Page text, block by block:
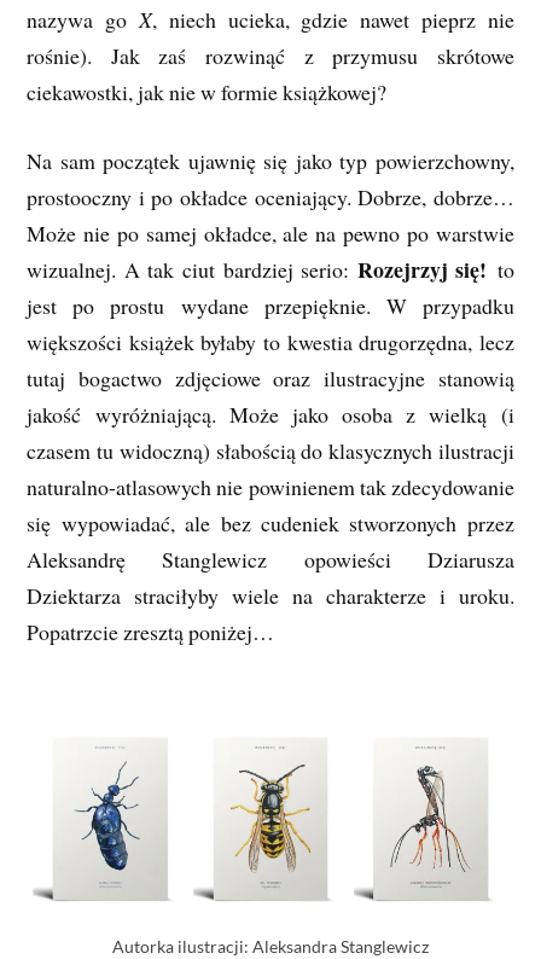
nazywa goX, niech ucieka, gdzie nawet pieprz nie
rośnie). Jak zaś rozwinąć z przymusu skrótowe
ciekawostki, jak nie w formie książkowej?
Na sam początek ujawnię się jako typ powierzchowny,
prostooczny i po okładce oceniający. Dobrze, dobrze…
Może nie po samej okładce, ale na pewno po warstwie
wizualnej. A tak ciut bardziej serio: Rozejrzyj się! to
jest po prostu wydane przepięknie. W przypadku
większości książek byłaby to kwestia drugorzędna, lecz
tutaj bogactwo zdjęciowe oraz ilustracyjne stanowią
jakość wyróżniającą. Może jako osoba z wielką (i
czasem tu widoczną) słabością do klasycznych ilustracji
naturalno-atlasowych nie powinienem tak zdecydowanie
się wypowiadać, ale bez cudeniek stworzonych przez
Aleksandrę Stanglewicz opowieści Dziarusza
Dziektarza straciłyby wiele na charakterze i uroku.
Popatrzcie zresztą poniżej…
Autorka ilustracji: Aleksandra Stanglewicz